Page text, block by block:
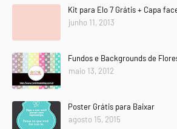
Kit para Elo 7 Grátis + Capa
junho 11, 2013
Fundos e Backgrounds de
maio 13, 2012
Poster Grátis para Baixar
agosto 15, 2015